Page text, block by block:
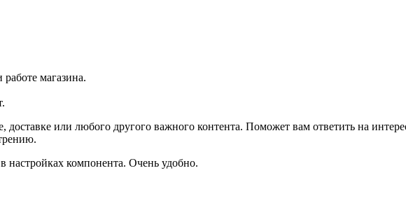
магазина.
или любого другого важного контента. Поможет вам ответить на
настройках компонента. Очень удобно.